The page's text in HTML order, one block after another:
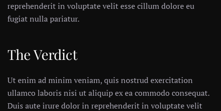
reprehenderit in voluptate velit esse cillum dolore eu
fugiat nulla pariatur.
The Verdict
Ut enim ad minim veniam, quis nostrud exercitation
ullamco laboris nisi ut aliquip ex ea commodo consequat.
Duis aute irure dolor in reprehenderit in voluptate velit